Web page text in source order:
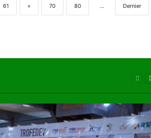
61 » 70 80 ... Dernier